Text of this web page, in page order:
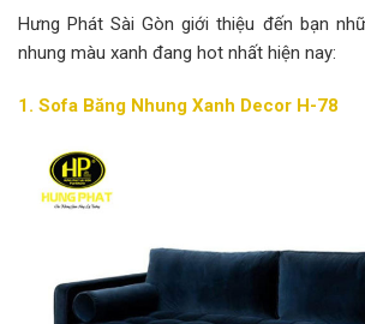
Hưng Phát Sài Gòn giới thiệu đến bạn
nhung màu xanh đang hot nhất hiện nay:
1. Sofa Băng Nhung Xanh Decor H-78